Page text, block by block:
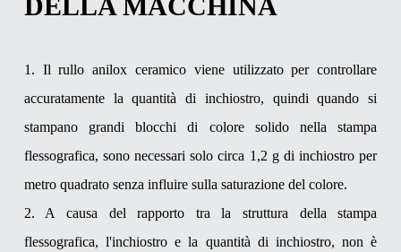
1. Il rullo anilox ceramico viene utilizzato per controllare
accuratamente la quantità di inchiostro, quindi quando si
stampano grandi blocchi di colore solido nella stampa
flessografica, sono necessari solo circa 1,2 g di inchiostro per
metro quadrato senza influire sulla saturazione del colore.
2. A causa del rapporto tra la struttura della stampa
flessografica, l'inchiostro e la quantità di inchiostro, non è